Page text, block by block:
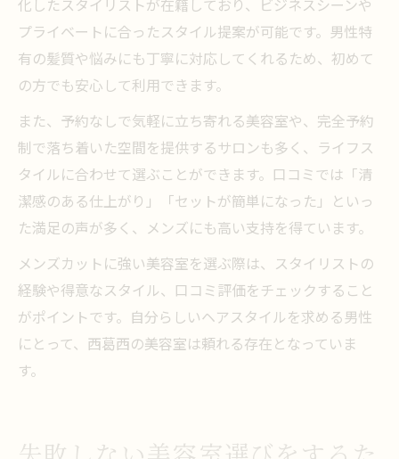
プライベートに合ったスタイル提案が可能です。男性特
有の髪質や悩みにも丁寧に対応してくれるため、初めて
の方でも安心して利用できます。
また、予約なしで気軽に立ち寄れる美容室や、完全予約
制で落ち着いた空間を提供するサロンも多く、ライフス
タイルに合わせて選ぶことができます。口コミでは「清
潔感のある仕上がり」「セットが簡単になった」といっ
た満足の声が多く、メンズにも高い支持を得ています。
メンズカットに強い美容室を選ぶ際は、スタイリストの
経験や得意なスタイル、口コミ評価をチェックすること
がポイントです。自分らしいヘアスタイルを求める男性
にとって、西葛西の美容室は頼れる存在となっていま
す。